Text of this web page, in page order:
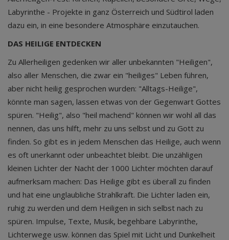
Labyrinthe - Projekte in ganz Österreich und Südtirol laden
dazu ein, in eine besondere Atmosphäre einzutauchen.
DAS HEILIGE ENTDECKEN
Zu Allerheiligen gedenken wir aller unbekannten "Heiligen",
also aller Menschen, die zwar ein "heiliges" Leben führen,
aber nicht heilig gesprochen wurden: "Alltags-Heilige",
könnte man sagen, lassen etwas von der Gegenwart Gottes
spüren. "Heilig", also "heil machend" können wir wohl all das
nennen, das uns hilft, mehr zu uns selbst und zu Gott zu
finden. So gibt es in jedem Menschen das Heilige, auch wenn
es oft unerkannt oder unbeachtet bleibt. Die unzähligen
kleinen Lichter der Nacht der 1000 Lichter möchten darauf
aufmerksam machen: Das Heilige gibt es überall zu finden
und hat eine unglaubliche Strahlkraft. Die Lichter laden ein,
ruhig zu werden und dem Heiligen in sich selbst nach zu
spüren. Impulse, Texte, Musik, begehbare Labyrinthe,
Lichterwege usw. können das Spiel mit Licht und Dunkelheit